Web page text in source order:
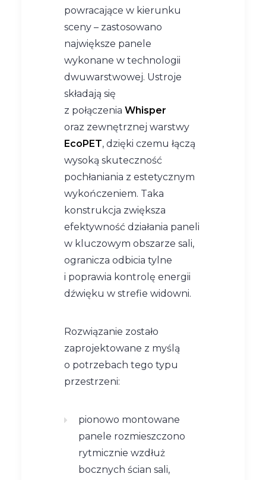
powracające w kierunku
sceny – zastosowano
największe panele
wykonane w technologii
dwuwarstwowej. Ustroje
składają się
z połączenia Whisper
oraz zewnętrznej warstwy
EcoPET, dzięki czemu łączą
wysoką skuteczność
pochłaniania z estetycznym
wykończeniem. Taka
konstrukcja zwiększa
efektywność działania paneli
w kluczowym obszarze sali,
ogranicza odbicia tylne
i poprawia kontrolę energii
dźwięku w strefie widowni.
Rozwiązanie zostało
zaprojektowane z myślą
o potrzebach tego typu
przestrzeni:
pionowo montowane
panele rozmieszczono
rytmicznie wzdłuż
bocznych ścian sali,